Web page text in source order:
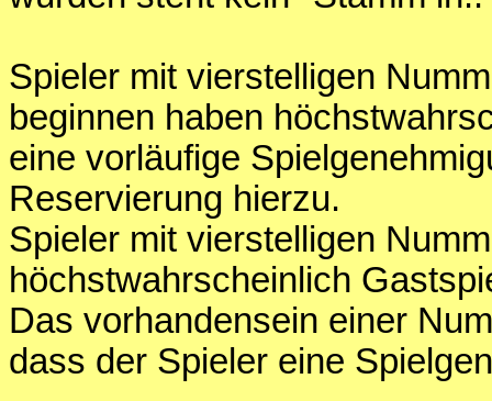
Spieler mit vierstelligen
beginnen haben
eine vorläufige
Reservierung hierzu.
Spieler mit vierstelligen
höchstwahrscheinlich
Das vorhandensein einer
dass der Spieler eine